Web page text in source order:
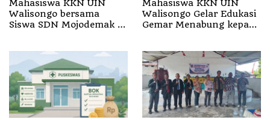
Mahasiswa KKN UIN
Walisongo bersama
Siswa SDN Mojodemak 3
Mahasiswa KKN UIN
Walisongo Gelar Edukasi
Gemar Menabung kepada